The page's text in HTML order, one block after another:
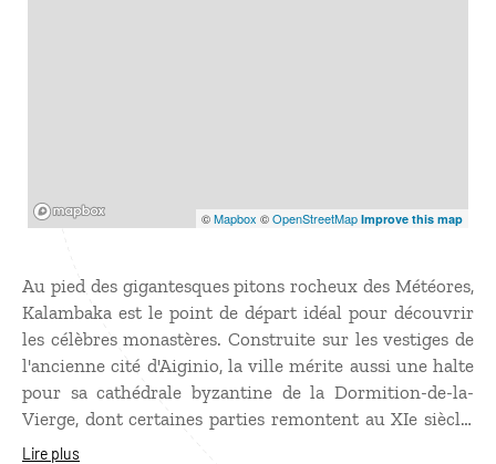
©Mapbox ©OpenStreetMap Improve this map
Au pied des gigantesques pitons rocheux des Météores,
Kalambaka est le point de départ idéal pour découvrir
les célèbres monastères. Construite sur les vestiges de
l'ancienne cité d'Aiginio, la ville mérite aussi une halte
pour sa cathédrale byzantine de la Dormition-de-la-
Vierge, dont certaines parties remontent au XIe siècle.
Depuis Kalambaka, une route panoramique d'une
Lire plus